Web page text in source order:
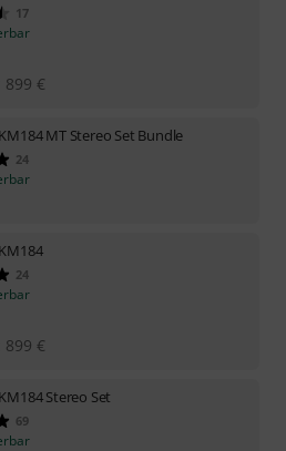
17
899 €
KM184 MT Stereo Set Bundle
24
KM184
24
899 €
KM184 Stereo Set
69